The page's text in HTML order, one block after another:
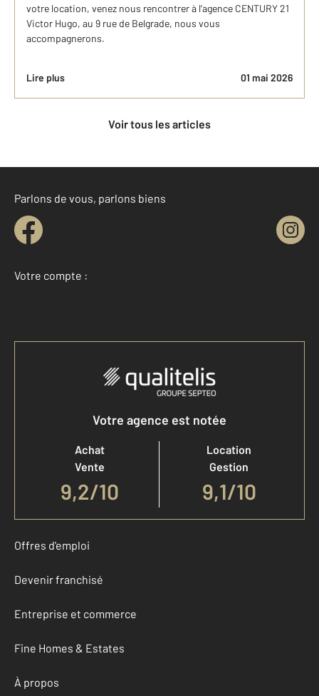
votre location, venez nous rencontrer à l'agence CENTURY 21
Victor Hugo, au 9 rue de Belgrade, nous vous
accompagnerons.
Lire plus 01 mai 2026
Voir tous les articles
Parlons de vous, parlons biens
Votre compte :
Accéder à mon compte
Votre agence est notée
Achat
Vente
9,2/10
Location
Gestion
9,1/10
Offres d'emploi
Devenir franchisé
Entreprise et commerce
Fine Homes & Estates
À propos